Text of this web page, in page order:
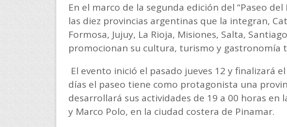
En el marco de la segunda edición del “Paseo
las diez provincias argentinas que la integran,
Formosa, Jujuy, La Rioja, Misiones, Salta,
promocionan su cultura, turismo y gastronomía
El evento inició el pasado jueves 12 y finalizará
días el paseo tiene como protagonista una
desarrollará sus actividades de 19 a 00 horas en
y Marco Polo, en la ciudad costera de Pinamar.